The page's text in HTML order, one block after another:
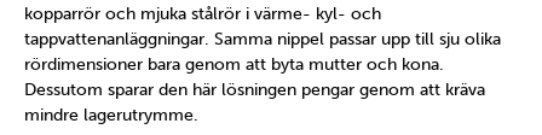
kopparrör och mjuka stålrör i värme- kyl- och
tappvattenanläggningar. Samma nippel passar upp till sju olika
rördimensioner bara genom att byta mutter och kona.
Dessutom sparar den här lösningen pengar genom att kräva
mindre lagerutrymme.